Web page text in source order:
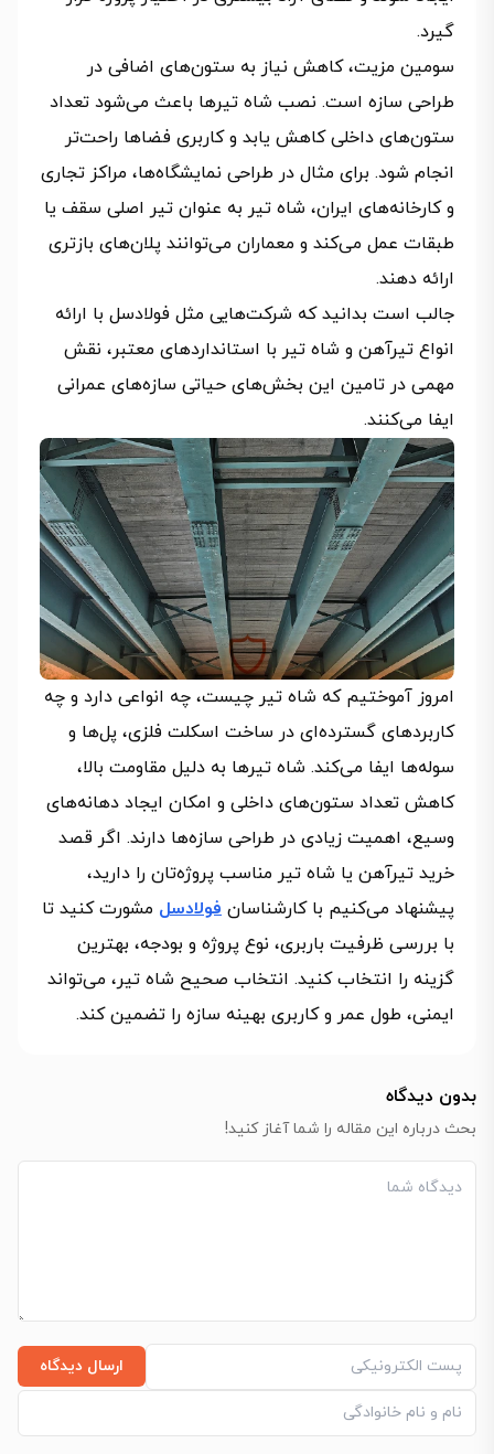
گیرد.
سومین مزیت، کاهش نیاز به ستون‌های اضافی در
طراحی سازه است. نصب شاه تیرها باعث می‌شود تعداد
ستون‌های داخلی کاهش یابد و کاربری فضاها راحت‌تر
انجام شود. برای مثال در طراحی نمایشگاه‌ها، مراکز تجاری
و کارخانه‌های ایران، شاه تیر به‌ عنوان تیر اصلی سقف یا
طبقات عمل می‌کند و معماران می‌توانند پلان‌های بازتری
ارائه دهند.
جالب است بدانید که شرکت‌هایی مثل فولادسل با ارائه
انواع تیرآهن و شاه تیر با استانداردهای معتبر، نقش
مهمی در تامین این بخش‌های حیاتی سازه‌های عمرانی
ایفا می‌کنند.
امروز آموختیم که شاه تیر چیست، چه انواعی دارد و چه
کاربردهای گسترده‌ای در ساخت اسکلت فلزی، پل‌ها و
سوله‌ها ایفا می‌کند. شاه تیرها به‌ دلیل مقاومت بالا،
کاهش تعداد ستون‌های داخلی و امکان ایجاد دهانه‌های
وسیع، اهمیت زیادی در طراحی سازه‌ها دارند. اگر قصد
خرید تیرآهن یا شاه تیر مناسب پروژه‌تان را دارید،
پیشنهاد می‌کنیم با کارشناسان فولادسل مشورت کنید تا
با بررسی ظرفیت باربری، نوع پروژه و بودجه، بهترین
گزینه را انتخاب کنید. انتخاب صحیح شاه تیر، می‌تواند
ایمنی، طول عمر و کاربری بهینه سازه را تضمین کند.
بدون دیدگاه
بحث درباره این مقاله را شما آغاز کنید!
ارسال دیدگاه